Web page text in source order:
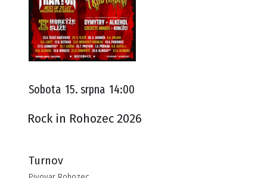
Sobota 15. srpna 14:00
Rock in Rohozec 2026
Turnov